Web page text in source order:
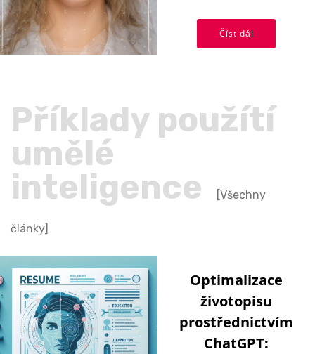
významným právním
Číst dál
Příklady použítí
umělé
inteligence
[Všechny
články]
Optimalizace
životopisu
prostřednictvím
ChatGPT: